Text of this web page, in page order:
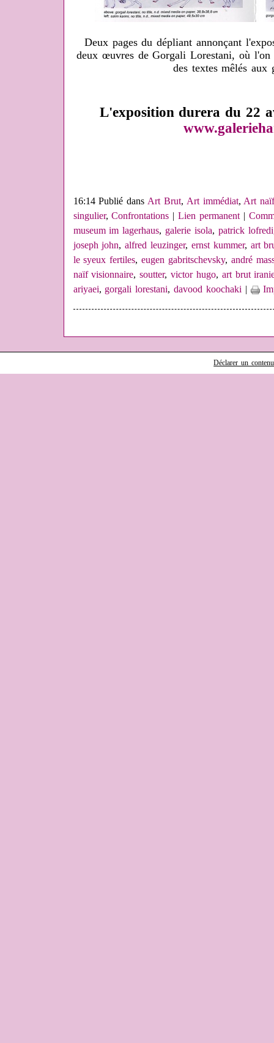
Deux pages du dépliant annonçant
deux œuvres de Gorgali Lorestani, où l'on
des textes mêlés aux
L'exposition durera du 22
16:14 Publié dansArt Brut, Art immédiat,Art
singulier,Confrontations |Lien permanent|
museum im lagerhaus, galerie isola, patrick lofredi
joseph john,alfred leuzinger, ernst kummer, art
le syeux fertiles,eugen gabritschevsky, andré
naïf visionnaire,soutter,victor hugo, art brut
ariyaei, gorgali lorestani,davood koochaki|
Déclarer un